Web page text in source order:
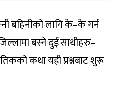
बहिनीको लागि के–के गर्न
बस्ने दुई साथीहरु–
कथा यही प्रश्नबाट शुरू